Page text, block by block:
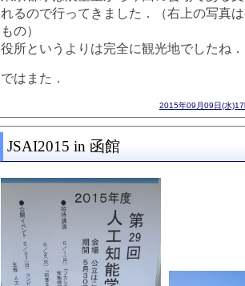
れるので行ってきました．（右上の写真
もの）
役所というよりは完全に観光地でしたね．
ではまた．
2015年09月09日(水
JSAI2015 in 函館